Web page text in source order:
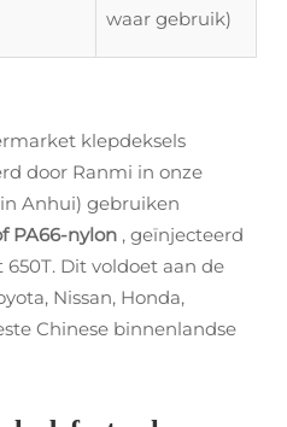
waar gebruik)
klepdeksels
door Ranmi in onze
Anhui) gebruiken
PA66-nylon , geïnjecteerd
650T. Dit voldoet aan de
Nissan, Honda,
Chinese binnenlandse